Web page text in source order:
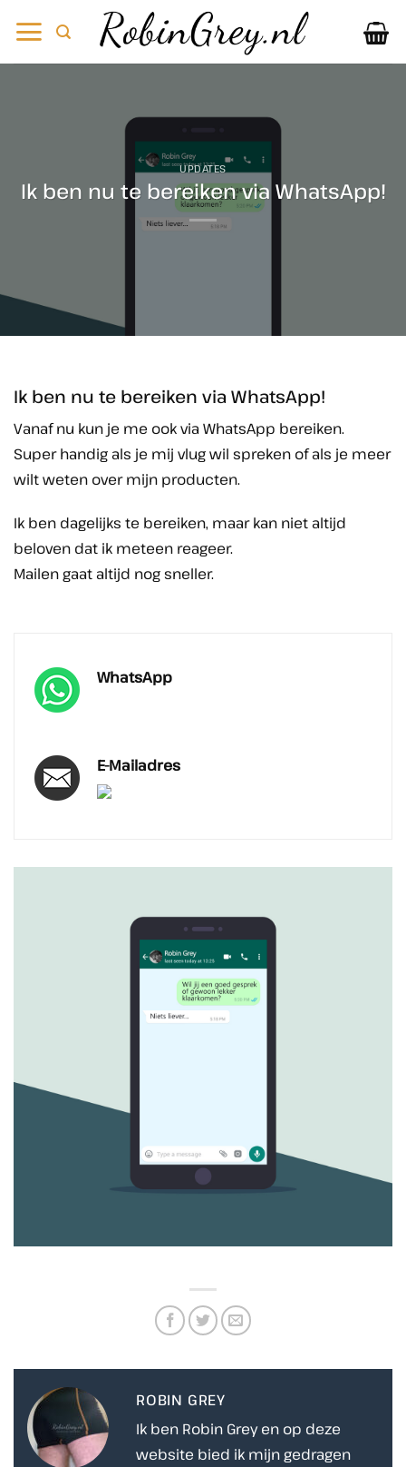
naar
UPDATES
Ik ben nu te bereiken via WhatsApp!
Ik ben nu te bereiken via WhatsApp!
Vanaf nu kun je me ook via WhatsApp bereiken.
Super handig als je mij vlug wil spreken of als je meer
wilt weten over mijn producten.
Ik ben dagelijks te bereiken, maar kan niet altijd
beloven dat ik meteen reageer.
Mailen gaat altijd nog sneller.
WhatsApp
E-Mailadres
ROBIN GREY
Ik ben Robin Grey en op deze
website bied ik mijn gedragen